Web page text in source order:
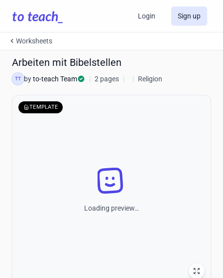
Login Sign up
Worksheets
Arbeiten mit Bibelstellen
TT byto-teach Team | 2 pages | | Religion
TEMPLATE
Loading preview…